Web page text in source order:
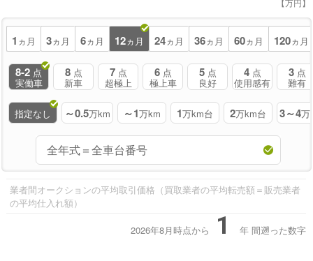
1 ヵ月 3ヵ月 6ヵ月 12ヵ月 24ヵ月 36ヵ月 60ヵ月 120ヵ月
8-2 点
実働車
8 点
新車
7 点
超極上
6 点
極上車
5 点
良好
4 点
使用感有
3 点
難有
指定なし ～0.5万km ～1万km 1万km台 2万km台 3～4万
業者間オークションの平均取引価格（買取業者の平均転売額＝販売業者
の平均仕入れ額）
2026年8月時点から 1 年 間遡った数字